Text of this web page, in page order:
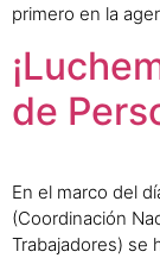
primero en la
de
En el marco del
(Coordinación
Trabajadores) se